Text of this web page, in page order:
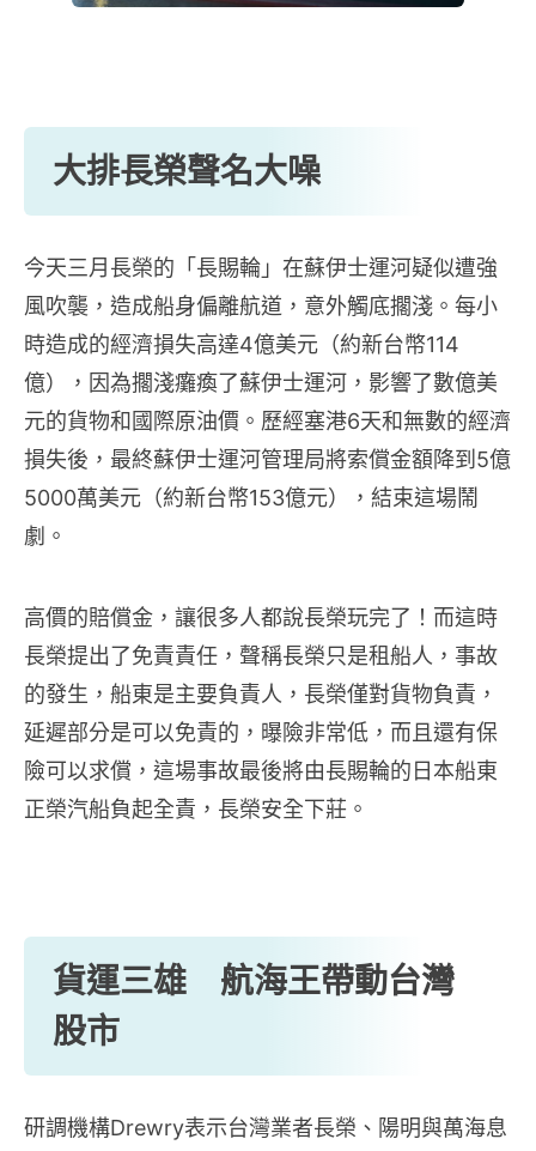
大排長榮聲名大噪
今天三月長榮的「長賜輪」在蘇伊士運河疑似遭強
風吹襲，造成船身偏離航道，意外觸底擱淺。每小
時造成的經濟損失高達4億美元（約新台幣114
億），因為擱淺癱瘓了蘇伊士運河，影響了數億美
元的貨物和國際原油價。歷經塞港6天和無數的經濟
損失後，最終蘇伊士運河管理局將索償金額降到5億
5000萬美元（約新台幣153億元），結束這場鬧
劇。
高價的賠償金，讓很多人都說長榮玩完了！而這時
長榮提出了免責責任，聲稱長榮只是租船人，事故
的發生，船東是主要負責人，長榮僅對貨物負責，
延遲部分是可以免責的，曝險非常低，而且還有保
險可以求償，這場事故最後將由長賜輪的日本船東
正榮汽船負起全責，長榮安全下莊。
貨運三雄 航海王帶動台灣
股市
研調機構Drewry表示台灣業者長榮、陽明與萬海息